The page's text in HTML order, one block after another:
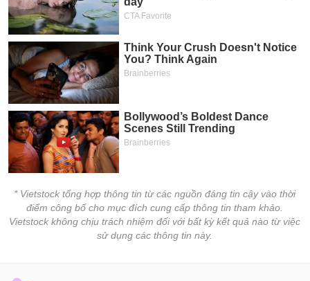
* Vietstock tổng hợp thông tin từ các nguồn đáng tin cậy vào thời
điểm công bố cho mục đích cung cấp thông tin tham khảo.
Vietstock không chịu trách nhiệm đối với bất kỳ kết quả nào từ việc
sử dụng các thông tin này.